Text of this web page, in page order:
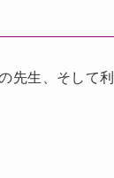
先生、そして